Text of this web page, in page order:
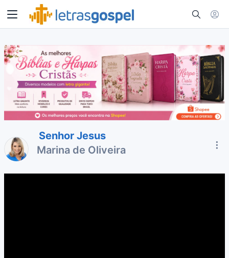
Senhor Jesus
Marina de Oliveira